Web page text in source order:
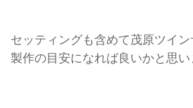
セッティングも含めて茂原ツイ
製作の目安になれば良いかと思い